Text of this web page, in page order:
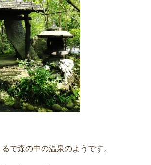
で森の中の温泉のようです。